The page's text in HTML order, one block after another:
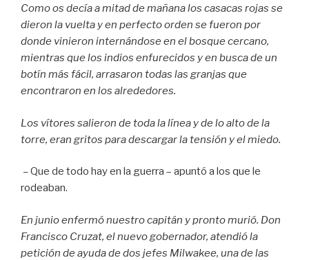
Como os decía a mitad de mañana los casacas rojas se
dieron la vuelta y en perfecto orden se fueron por
donde vinieron internándose en el bosque cercano,
mientras que los indios enfurecidos y en busca de un
botín más fácil, arrasaron todas las granjas que
encontraron en los alrededores.
Los vítores salieron de toda la línea y de lo alto de la
torre, eran gritos para descargar la tensión y el miedo.
–Que de todo hay en la guerra – apuntó a los que le
rodeaban.
En junio enfermó nuestro capitán y pronto murió. Don
Francisco Cruzat, el nuevo gobernador, atendió la
petición de ayuda de dos jefes Milwakee, una de las